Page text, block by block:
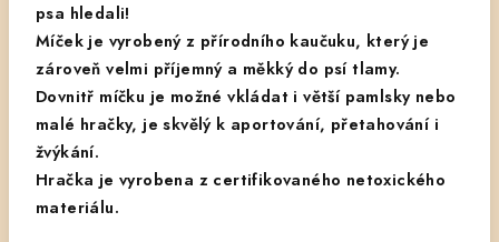
psa hledali!
Míček je vyrobený z přírodního kaučuku, který je
zároveň velmi příjemný a měkký do psí tlamy.
Dovnitř míčku je možné vkládat i větší pamlsky nebo
malé hračky, je skvělý k aportování, přetahování i
žvýkání.
Hračka je vyrobena z certifikovaného netoxického
materiálu.